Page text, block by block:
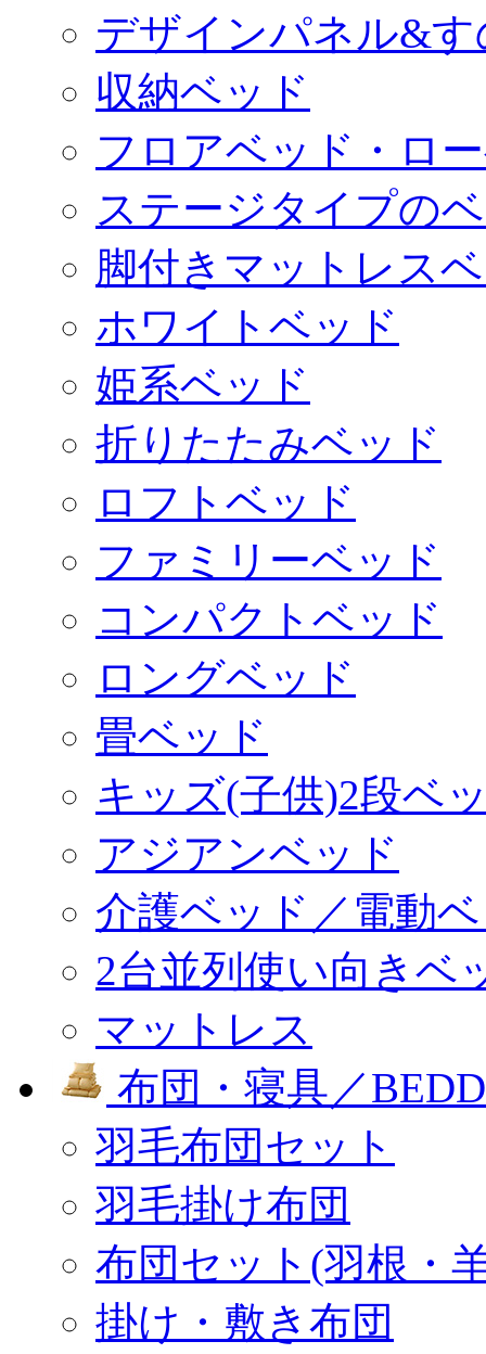
デザインパネル&
収納ベッド
フロアベッド・ロ
ステージタイプの
脚付きマットレス
ホワイトベッド
姫系ベッド
折りたたみベッド
ロフトベッド
ファミリーベッド
コンパクトベッド
ロングベッド
畳ベッド
キッズ(子供)2段ベ
アジアンベッド
介護ベッド／電動
2台並列使い向きベ
マットレス
布団・寝具／
羽毛布団セット
羽毛掛け布団
布団セット(羽根・
掛け・敷き布団